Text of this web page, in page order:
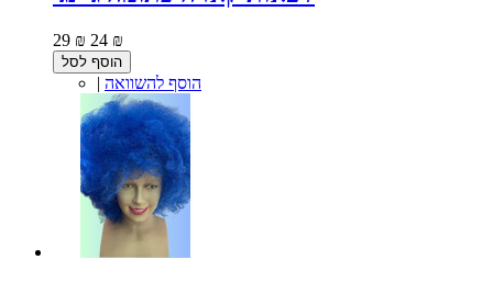
29 ₪ 24 ₪
הוסף לסל
| הוסף להשוואה